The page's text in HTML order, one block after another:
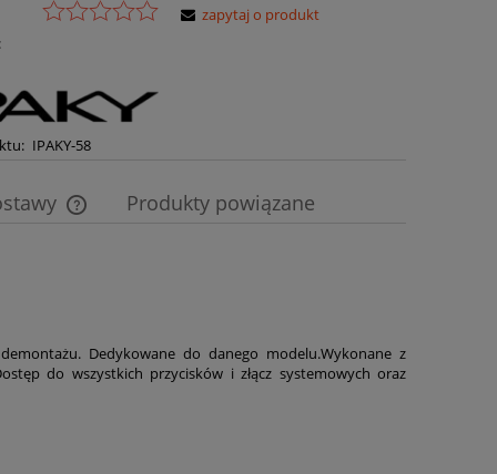
IPAKY-58
zapytaj o produkt
Produkty powiązane
Dedykowane do danego modelu.Wykonane z
do wszystkich przycisków i złącz systemowych oraz